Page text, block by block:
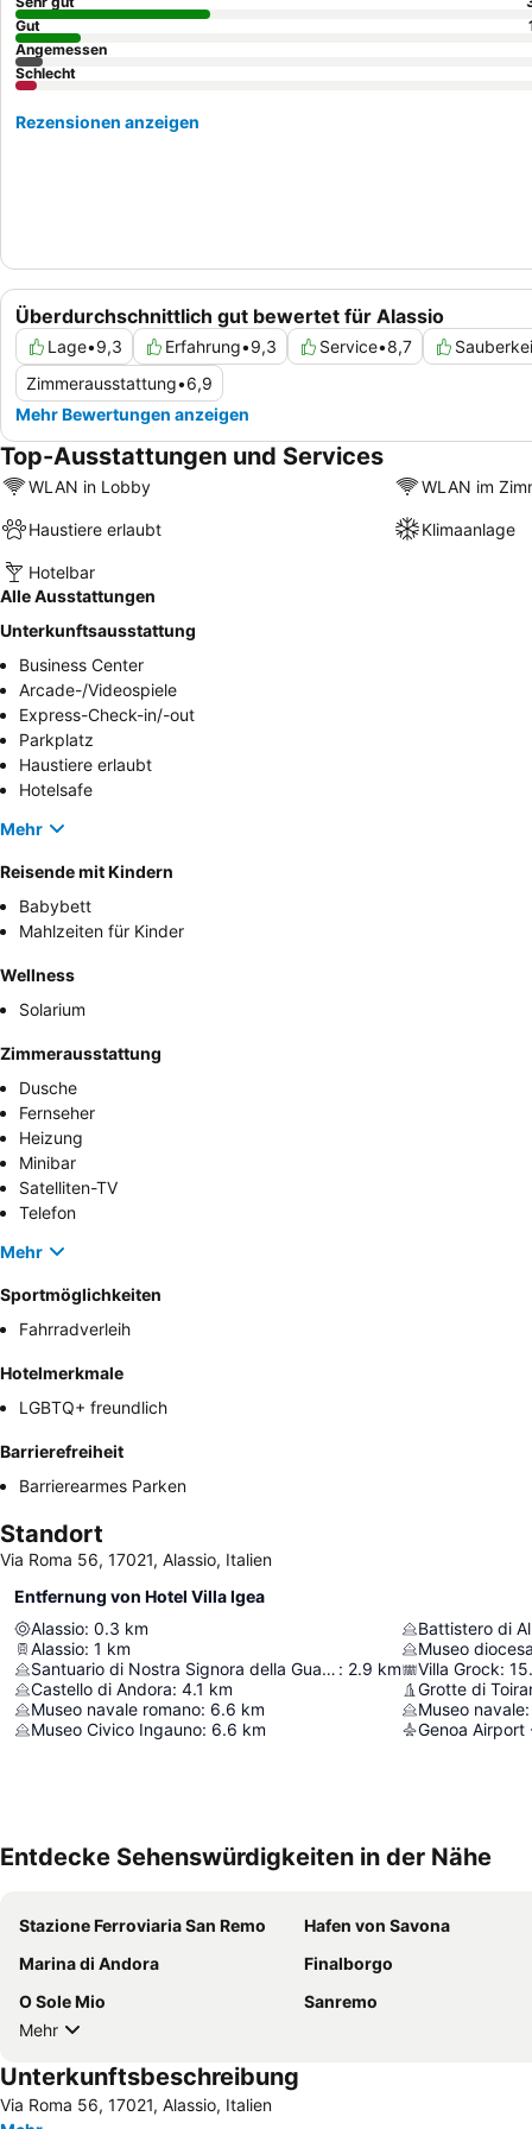
Überdurchschnittlich gut bewertet für Alassio
Lage•9,3 Erfahrung•9,3 Service•8,7
Zimmerausstattung•6,9
Mehr Bewertungen anzeigen
Gut
Angemessen
Schlecht
Rezensionen anzeigen
Top-Ausstattungen und Services
WLAN in Lobby WLAN im
Haustiere erlaubt Klimaanlage
Hotelbar
Alle Ausstattungen
Unterkunftsausstattung
Business Center
Arcade-/Videospiele
Express-Check-in/-out
Parkplatz
Haustiere erlaubt
Hotelsafe
Mehr
Reisende mit Kindern
Babybett
Mahlzeiten für Kinder
Wellness
Solarium
Zimmerausstattung
Dusche
Fernseher
Heizung
Minibar
Satelliten-TV
Telefon
Mehr
Sportmöglichkeiten
Fahrradverleih
Hotelmerkmale
LGBTQ+ freundlich
Barrierefreiheit
Barrierearmes Parken
Standort
Via Roma 56, 17021, Alassio, Italien
Entfernung von Hotel Villa Igea
Alassio: 0.3 km
Alassio: 1 km
Santuario di Nostra Signora della Guardia : 2.9 km
Castello di Andora: 4.1 km
Museo navale romano: 6.6 km
Museo Civico Ingauno: 6.6 km
Battistero di
Museo
Villa Grock:
Grotte di
Museo navale:
Genoa Airport
Entdecke Sehenswürdigkeiten in der Nähe
Stazione Ferroviaria San Remo
Hafen von Savona
Marina di Andora
Finalborgo
O Sole Mio
Sanremo
Mehr
Unterkunftsbeschreibung
Via Roma 56, 17021, Alassio, Italien